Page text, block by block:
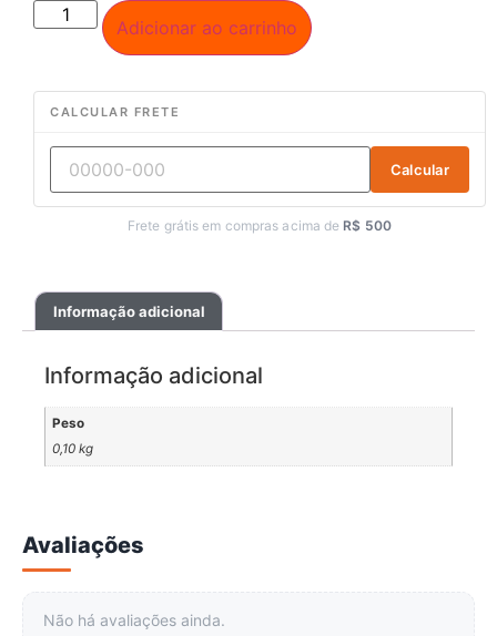
Adicionar ao carrinho
CALCULAR FRETE
Calcular
Frete grátis em compras acima de R$ 500
Informação adicional
Informação adicional
Peso
0,10 kg
Avaliações
Não há avaliações ainda.